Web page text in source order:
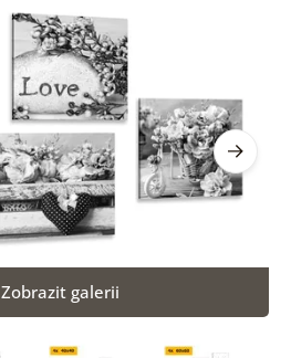
Zobrazit galerii